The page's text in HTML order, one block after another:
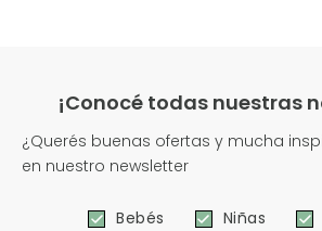
¡Conocé todas nuestras
¿Querés buenas ofertas y mucha
en nuestro newsletter
Bebés Niñas